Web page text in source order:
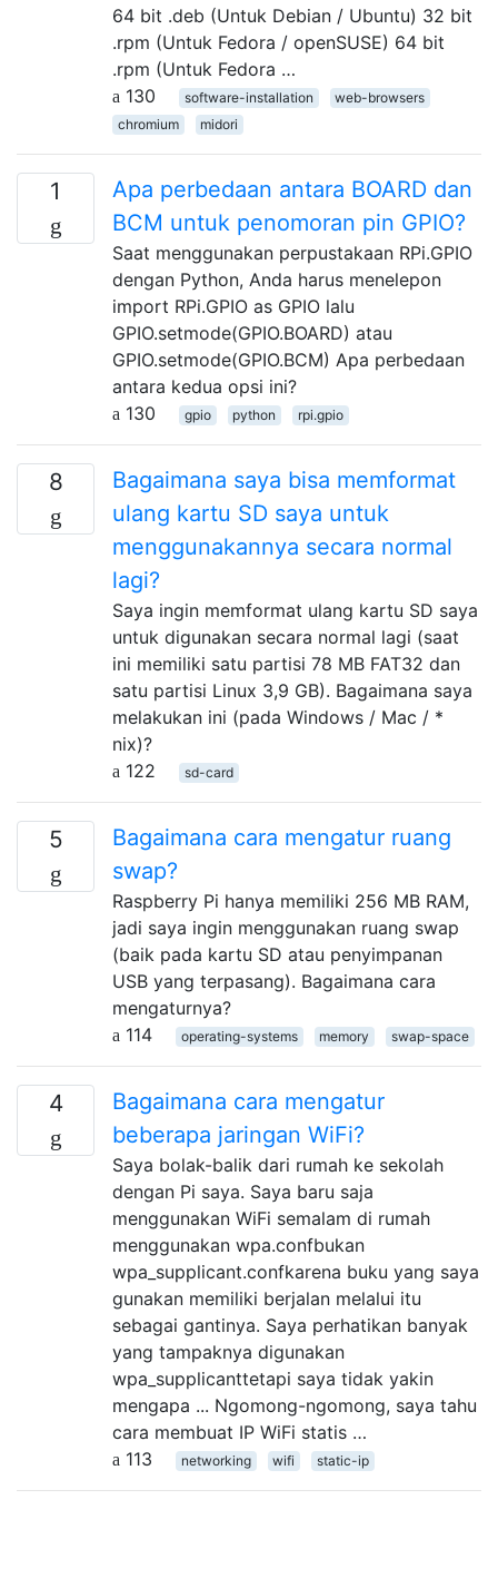
64 bit .deb (Untuk Debian / Ubuntu) 32 bit
.rpm (Untuk Fedora / openSUSE) 64 bit
.rpm (Untuk Fedora …
130
software-installation
web-browsers
chromium
midori
1
Apa perbedaan antara BOARD dan
BCM untuk penomoran pin GPIO?
Saat menggunakan perpustakaan RPi.GPIO
dengan Python, Anda harus menelepon
import RPi.GPIO as GPIO lalu
GPIO.setmode(GPIO.BOARD) atau
GPIO.setmode(GPIO.BCM) Apa perbedaan
antara kedua opsi ini?
130
gpio python rpi.gpio
8
Bagaimana saya bisa memformat
ulang kartu SD saya untuk
menggunakannya secara normal
lagi?
Saya ingin memformat ulang kartu SD saya
untuk digunakan secara normal lagi (saat
ini memiliki satu partisi 78 MB FAT32 dan
satu partisi Linux 3,9 GB). Bagaimana saya
melakukan ini (pada Windows / Mac / *
nix)?
122
sd-card
5
Bagaimana cara mengatur ruang
swap?
Raspberry Pi hanya memiliki 256 MB RAM,
jadi saya ingin menggunakan ruang swap
(baik pada kartu SD atau penyimpanan
USB yang terpasang). Bagaimana cara
mengaturnya?
114
operating-systems memory swap-space
4
Bagaimana cara mengatur
beberapa jaringan WiFi?
Saya bolak-balik dari rumah ke sekolah
dengan Pi saya. Saya baru saja
menggunakan WiFi semalam di rumah
menggunakan wpa.confbukan
wpa_supplicant.confkarena buku yang saya
gunakan memiliki berjalan melalui itu
sebagai gantinya. Saya perhatikan banyak
yang tampaknya digunakan
wpa_supplicanttetapi saya tidak yakin
mengapa ... Ngomong-ngomong, saya tahu
cara membuat IP WiFi statis …
113
networking wifi static-ip